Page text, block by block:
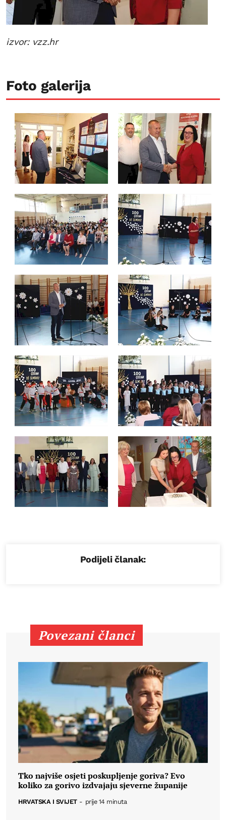
izvor: vzz.hr
Foto galerija
Podijeli članak:
Povezani članci
Tko najviše osjeti poskupljenje goriva? Evo
koliko za gorivo izdvajaju sjeverne županije
HRVATSKA I SVIJET - prije 14 minuta